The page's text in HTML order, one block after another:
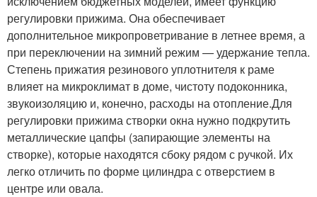
регулировки прижима. Она обеспечивает
дополнительное микропроветривание в летнее время, а
при переключении на зимний режим — удержание тепла.
Степень прижатия резинового уплотнителя к раме
влияет на микроклимат в доме, чистоту подоконника,
звукоизоляцию и, конечно, расходы на отопление.Для
регулировки прижима створки окна нужно подкрутить
металлические цапфы (запирающие элементы на
створке), которые находятся сбоку рядом с ручкой. Их
легко отличить по форме цилиндра с отверстием в
центре или овала.